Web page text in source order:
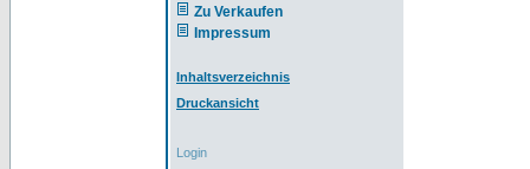
Zu Verkaufen
Impressum
Inhaltsverzeichnis
Druckansicht
Login